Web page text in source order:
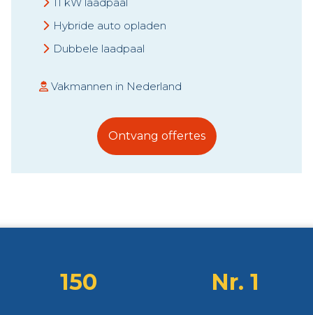
Hybride auto opladen
Dubbele laadpaal
Vakmannen in Nederland
Ontvang offertes
150 Nr. 1